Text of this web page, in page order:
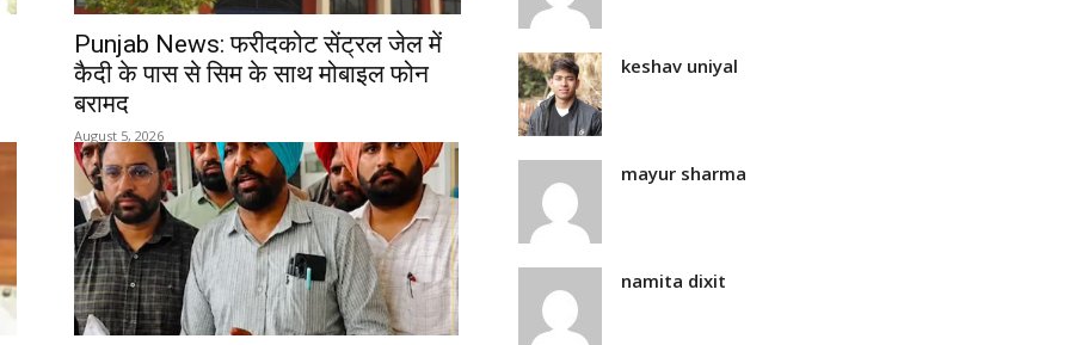
Punjab News: फरीदकोट सेंट्रल जेल में
कैदी के पास से सिम के साथ मोबाइल फोन
बरामद
August 5, 2026
keshav uniyal
mayur sharma
namita dixit